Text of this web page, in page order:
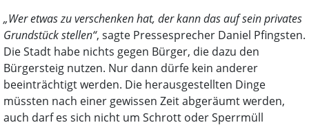
„Wer etwas zu verschenken hat, der kann das auf sein privates
Grundstück stellen“, sagte Pressesprecher Daniel Pfingsten.
Die Stadt habe nichts gegen Bürger, die dazu den
Bürgersteig nutzen. Nur dann dürfe kein anderer
beeinträchtigt werden. Die herausgestellten Dinge
müssten nach einer gewissen Zeit abgeräumt werden,
auch darf es sich nicht um Schrott oder Sperrmüll